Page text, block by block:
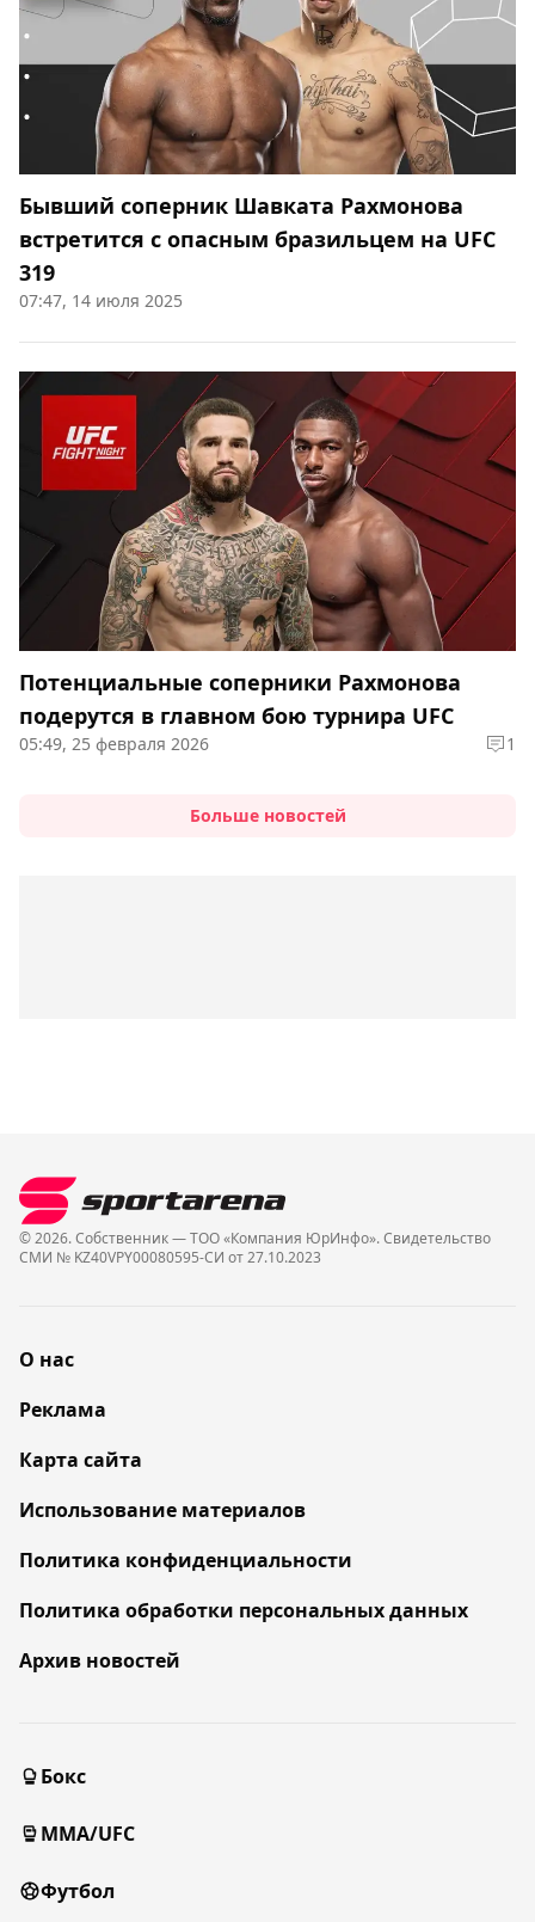
Бывший соперник Шавката Рахмонова
встретится с опасным бразильцем на UFC
319
07:47, 14 июля 2025
Потенциальные соперники Рахмонова
подерутся в главном бою турнира UFC
05:49, 25 февраля 2026 1
Больше новостей
© 2026. Собственник — ТОО «Компания ЮрИнфо». Cвидетельство
СМИ № KZ40VPY00080595-СИ от 27.10.2023
О нас
Реклама
Карта сайта
Использование материалов
Политика конфиденциальности
Политика обработки персональных данных
Архив новостей
Бокс
MMA/UFC
Футбол